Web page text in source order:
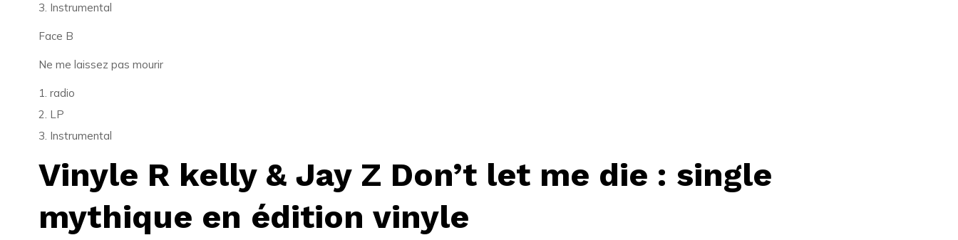
3. Instrumental
Face B
Ne me laissez pas mourir
1. radio
2. LP
3. Instrumental
Vinyle R kelly & Jay Z Don’t let me die : single
mythique en édition vinyle